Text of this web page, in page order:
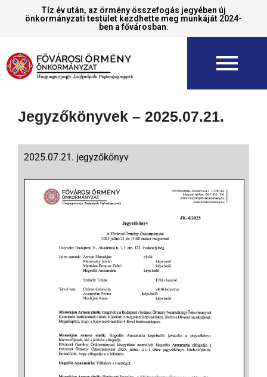
Tíz év után, az örmény összefogás jegyében új
önkormányzati testület kezdhette meg munkáját 2024-
ben a fővárosban.
Jegyzőkönyvek – 2025.07.21.
2025.07.21. jegyzőkönyv